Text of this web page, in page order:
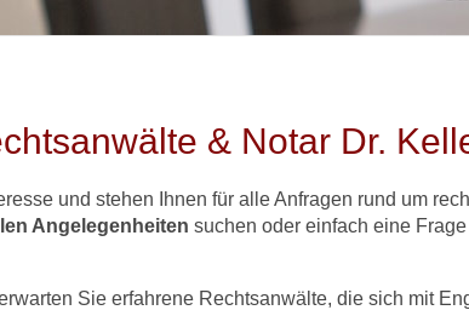
& Notar Dr.
und stehen Ihnen für alle Anfragen rund um
Angelegenheiten suchen oder einfach eine
Sie erfahrene Rechtsanwälte, die sich mit